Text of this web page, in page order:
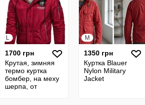
L
1700 грн
Крутая, зимняя
термо куртка
бомбер, на меху
шерпа, от
M
1350 грн
Куртка Blauer
Nylon Military
Jacket